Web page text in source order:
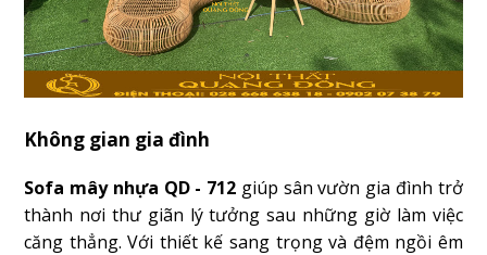
Không gian gia đình
Sofa mây nhựa QD - 712 giúp sân vườn gia đình trở
thành nơi thư giãn lý tưởng sau những giờ làm việc
căng thẳng. Với thiết kế sang trọng và đệm ngồi êm